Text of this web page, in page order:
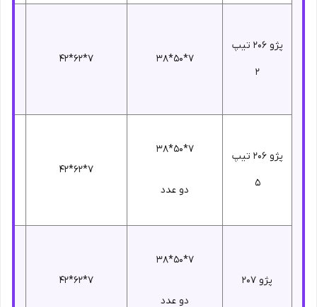
پژو 206 تیپ
2
7*50*38
7*62*42
پژو 206 تیپ
5
7*50*38
دو عدد
7*62*42
پژو 207
7*50*38
دو عدد
7*62*42